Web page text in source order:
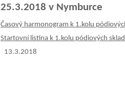
25.3.2018 v Nymburce
Časový harmonogram k 1.kolu
Startovní listina k 1.kolu pódiových
13.3.2018